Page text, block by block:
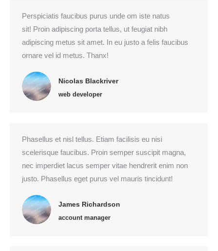
Perspiciatis faucibus purus unde om iste natus
sit! Proin adipiscing porta tellus, ut feugiat nibh
adipiscing metus sit amet. In eu justo a felis faucibus
ornare vel id metus. Thanx!
Nicolas Blackriver
web developer
Phasellus et nisl tellus. Etiam facilisis eu nisi
scelerisque faucibus. Proin semper suscipit magna,
nec imperdiet lacus semper vitae hendrerit enim non
justo. Phasellus eget purus vel mauris tincidunt!
James Richardson
account manager